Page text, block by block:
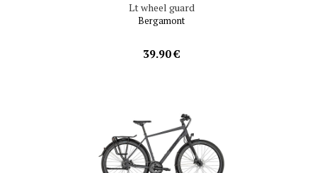
Lt wheel guard
Bergamont
39.90 €